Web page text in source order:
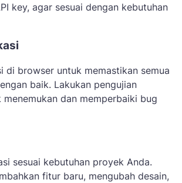
key, agar sesuai dengan kebutuhan
di browser untuk memastikan semua
baik. Lakukan pengujian
menemukan dan memperbaiki bug
sesuai kebutuhan proyek Anda.
fitur baru, mengubah desain,